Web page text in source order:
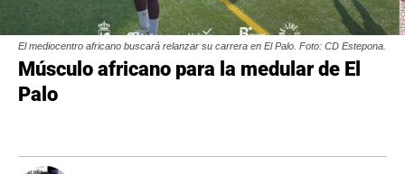
El mediocentro africano buscará relanzar su carrera en El Palo. Foto: CD Estepona.
Músculo africano para la medular de El
Palo